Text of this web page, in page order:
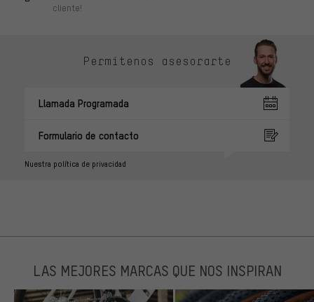
cliente!
Permítenos asesorarte
Llamada Programada
Formulario de contacto
Nuestra política de privacidad
LAS MEJORES MARCAS QUE NOS INSPIRAN